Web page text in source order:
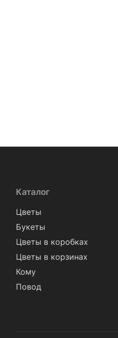
Каталог
Цветы
Букеты
Цветы в коробках
Цветы в корзинах
Кому
Повод